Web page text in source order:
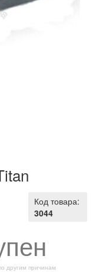
Код товара:
3044
другим причинам